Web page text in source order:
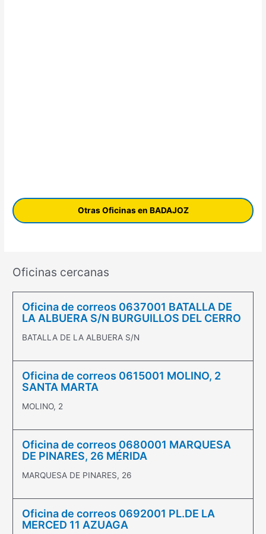
Otras Oficinas en BADAJOZ
Oficinas cercanas
Oficina de correos 0637001 BATALLA DE
LA ALBUERA S/N BURGUILLOS DEL CERRO
BATALLA DE LA ALBUERA S/N
Oficina de correos 0615001 MOLINO, 2
SANTA MARTA
MOLINO, 2
Oficina de correos 0680001 MARQUESA
DE PINARES, 26 MÉRIDA
MARQUESA DE PINARES, 26
Oficina de correos 0692001 PL.DE LA
MERCED 11 AZUAGA